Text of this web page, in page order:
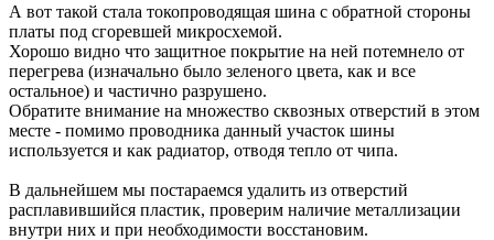
А вот такой стала токопроводящая шина с обратной стороны
платы под сгоревшей микросхемой.
Хорошо видно что защитное покрытие на ней потемнело от
перегрева (изначально было зеленого цвета, как и все
остальное) и частично разрушено.
Обратите внимание на множество сквозных отверстий в этом
месте - помимо проводника данный участок шины
используется и как радиатор, отводя тепло от чипа.
В дальнейшем мы постараемся удалить из отверстий
расплавившийся пластик, проверим наличие металлизации
внутри них и при необходимости восстановим.